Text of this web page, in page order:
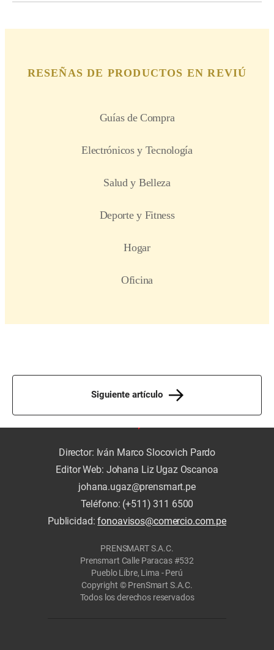
Siguiente artículo
Director: Iván Marco Slocovich Pardo
Editor Web: Johana Liz Ugaz Oscanoa
johana.ugaz@prensmart.pe
Teléfono: (+511) 311 6500
Publicidad:fonoavisos@comercio.com.pe
PRENSMART S.A.C.
Prensmart Calle Paracas #532
Pueblo Libre, Lima - Perú
Copyright © PrenSmart S.A.C.
Todos los derechos reservados